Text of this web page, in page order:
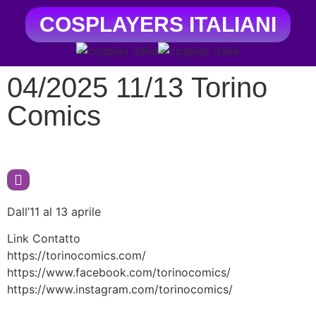
COSPLAYERS ITALIANI
04/2025 11/13 Torino
Comics
Dall’11 al 13 aprile
Link Contatto
https://torinocomics.com/
https://www.facebook.com/torinocomics/
https://www.instagram.com/torinocomics/